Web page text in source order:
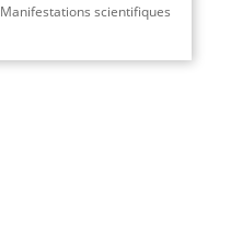
Manifestations scientifiques